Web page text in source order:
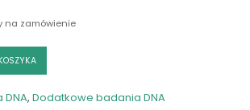
na zamówienie
DNA, Dodatkowe badania DNA